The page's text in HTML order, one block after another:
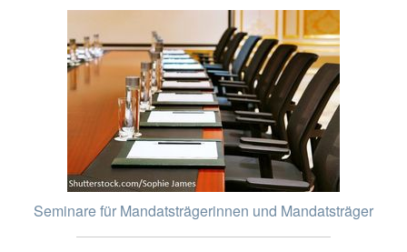
Seminare für Mandatsträgerinnen und Mandatsträger